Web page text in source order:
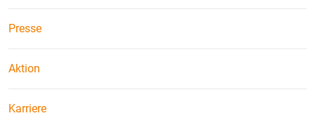
Presse
Aktion
Karriere